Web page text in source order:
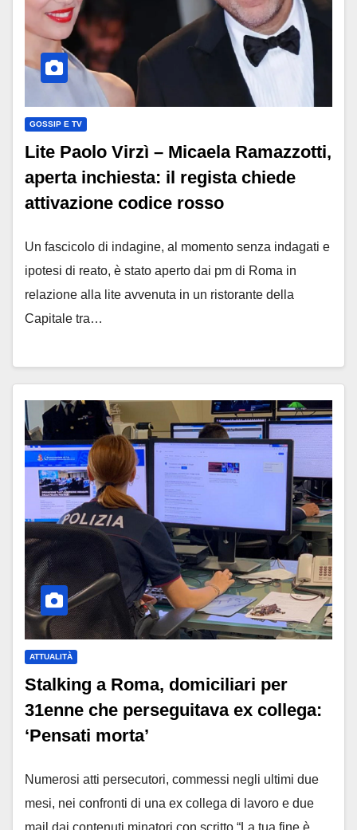
GOSSIP E TV
Lite Paolo Virzì – Micaela Ramazzotti,
aperta inchiesta: il regista chiede
attivazione codice rosso
Un fascicolo di indagine, al momento senza indagati e
ipotesi di reato, è stato aperto dai pm di Roma in
relazione alla lite avvenuta in un ristorante della
Capitale tra…
ATTUALITÀ
Stalking a Roma, domiciliari per
31enne che perseguitava ex collega:
‘Pensati morta’
Numerosi atti persecutori, commessi negli ultimi due
mesi, nei confronti di una ex collega di lavoro e due
mail dai contenuti minatori con scritto “La tua fine è